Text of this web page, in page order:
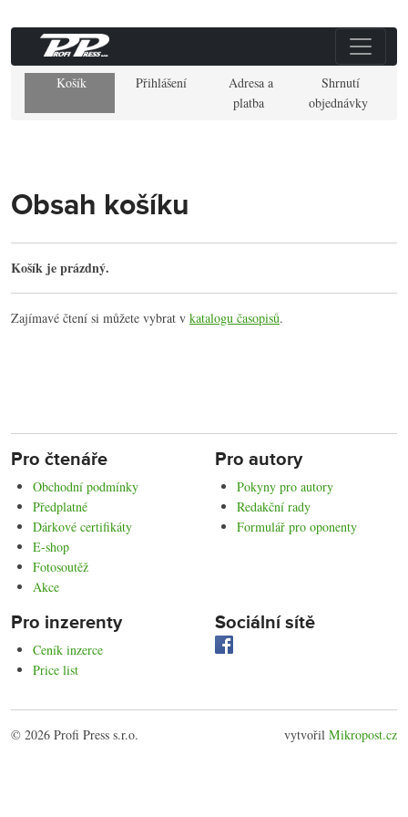
Košík Přihlášení
Adresa a
platba
Shrnutí
objednávky
Obsah košíku
Košík je prázdný.
Zajímavé čtení si můžete vybrat v katalogu časopisů.
Pro čtenáře
Obchodní podmínky
Předplatné
Dárkové certifikáty
E-shop
Fotosoutěž
Akce
Pro autory
Pokyny pro autory
Redakční rady
Formulář pro oponenty
Pro inzerenty
Ceník inzerce
Price list
Sociální sítě
© 2026 Profi Press s.r.o. vytvořil Mikropost.cz